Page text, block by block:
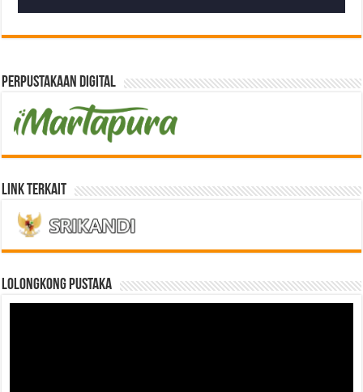
Perpustakaan Digital
Link Terkait
LOLONGKONG PUSTAKA